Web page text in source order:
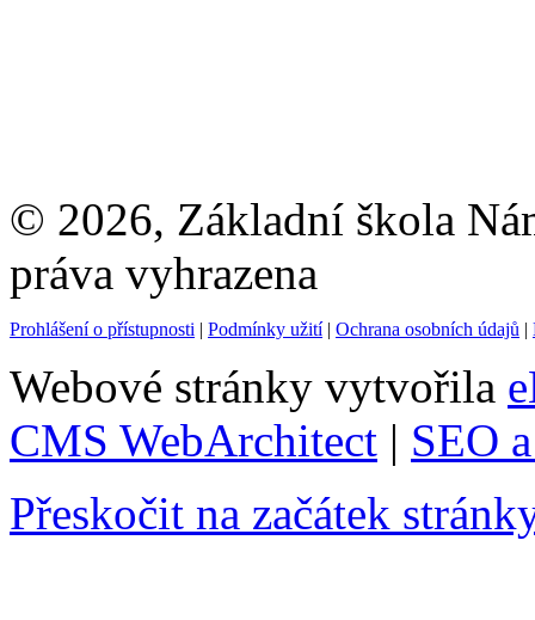
© 2026, Základní škola
práva vyhrazena
Prohlášení o přístupnosti | Podmínky užití| Ochrana osobních údajů |
Webové stránky vytvořila
CMS WebArchitect | SEO
Přeskočit na začátek